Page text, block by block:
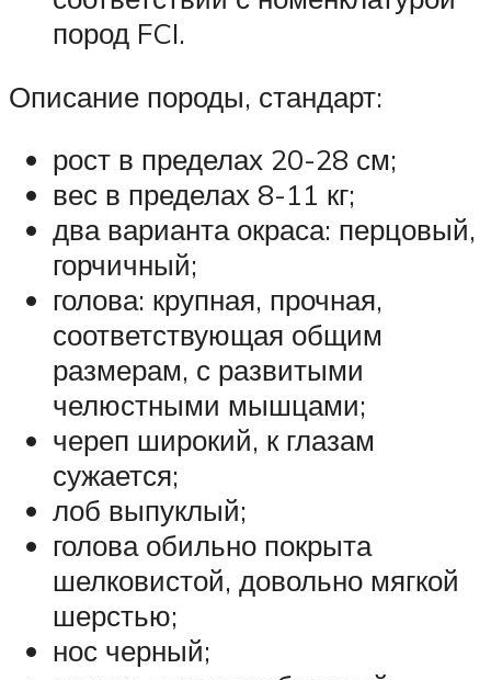
пород FCI.
Описание породы, стандарт:
рост в пределах 20-28 см;
вес в пределах 8-11 кг;
два варианта окраса: перцовый,
горчичный;
голова: крупная, прочная,
соответствующая общим
размерам, с развитыми
челюстными мышцами;
череп широкий, к глазам
сужается;
лоб выпуклый;
голова обильно покрыта
шелковистой, довольно мягкой
шерстью;
нос черный;